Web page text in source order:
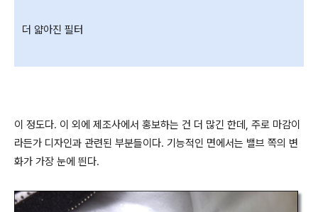
더 얇아진 필터
이 정도다. 이 외에 제조사에서 홍보하는 건 더 많긴 한데, 주로 마감이
라든가 디자인과 관련된 부분들이다. 기능적인 면에서는 밸브 쪽의 변
화가 가장 눈에 띈다.